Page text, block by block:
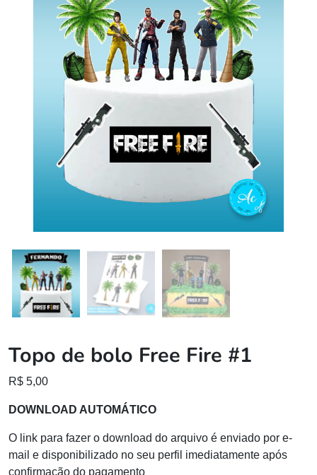
Topo de bolo Free Fire #1
R$ 5,00
DOWNLOAD AUTOMÁTICO
O link para fazer o download do arquivo é enviado por e-
mail e disponibilizado no seu perfil imediatamente após
confirmação do pagamento